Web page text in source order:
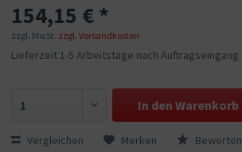
154,15 € *
zzgl. MwSt. zzgl. Versandkosten
Lieferzeit 1-5 Arbeitstage nach Auftragseingang
In den Warenkorb
Vergleichen Merken Bewerten